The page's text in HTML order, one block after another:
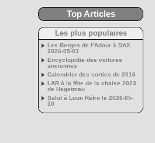
Top Articles
Les plus populaires
Les Berges de l’Adour à DAX
2026-05-03
Encyclopidie des voitures
anciennes
Calendrier des sorties de 2016
LAR à la fête de la chaise 2023
de Hagetmau
Salut à Loun Rétro le 2026-05-
10